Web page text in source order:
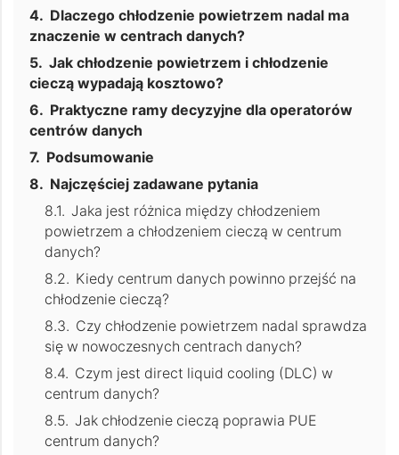
Dlaczego chłodzenie powietrzem nadal ma
znaczenie w centrach danych?
Jak chłodzenie powietrzem i chłodzenie
cieczą wypadają kosztowo?
Praktyczne ramy decyzyjne dla operatorów
centrów danych
Podsumowanie
Najczęściej zadawane pytania
Jaka jest różnica między chłodzeniem
powietrzem a chłodzeniem cieczą w centrum
danych?
Kiedy centrum danych powinno przejść na
chłodzenie cieczą?
Czy chłodzenie powietrzem nadal sprawdza
się w nowoczesnych centrach danych?
Czym jest direct liquid cooling (DLC) w
centrum danych?
Jak chłodzenie cieczą poprawia PUE
centrum danych?